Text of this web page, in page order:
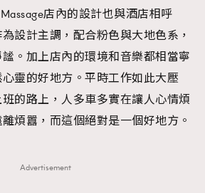
店內的設計也與酒店相呼
設計主調，配合粉色與大地色系，
。加上店內的環境和音樂都相當寧
靈的好地方。平時工作如此大壓
的路上，人多車多實在讓人心情煩
煩囂，而這個絕對是一個好地方。
Advertisement